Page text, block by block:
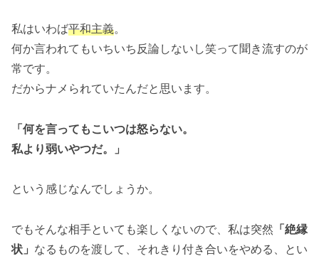
私はいわば平和主義。
何か言われてもいちいち反論しないし笑って聞き流すのが
常です。
だからナメられていたんだと思います。
「何を言ってもこいつは怒らない。
私より弱いやつだ。」
という感じなんでしょうか。
でもそんな相手といても楽しくないので、私は突然 「絶縁
状」 なるものを渡して、それきり付き合いをやめる、とい